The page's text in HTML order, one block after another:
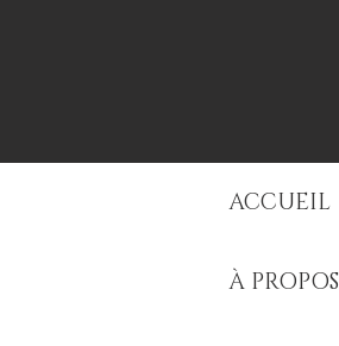
ACCUEIL
À PROPOS